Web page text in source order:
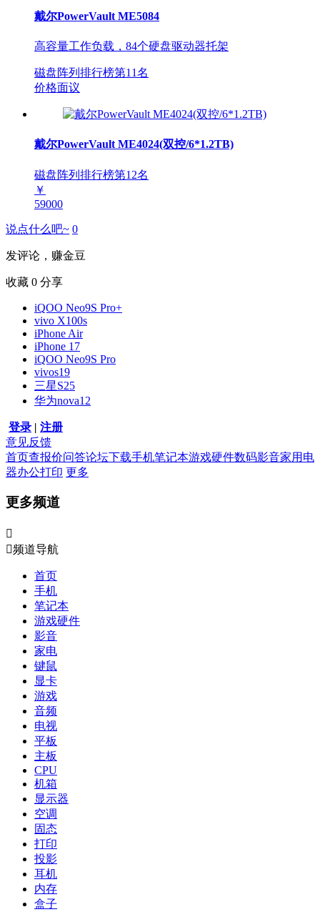
戴尔PowerVault ME5084
高容量工作负载，84个硬盘驱动器托架
磁盘阵列排行榜第11名
价格面议
戴尔PowerVault ME4024(双控/6*1.2TB)
磁盘阵列排行榜第12名
￥
59000
说点什么吧~ 0
发评论，赚金豆
收藏 0 分享
iQOO Neo9S Pro+
vivo X100s
iPhone Air
iPhone 17
iQOO Neo9S Pro
vivos19
三星S25
华为nova12
登录 | 注册
意见反馈
首页查报价问答论坛下载手机笔记本游戏硬件数码影音家用电
器办公打印 更多
更多频道

频道导航
首页
手机
笔记本
游戏硬件
影音
家电
键鼠
显卡
游戏
音频
电视
平板
主板
CPU
机箱
显示器
空调
固态
打印
投影
耳机
内存
盒子